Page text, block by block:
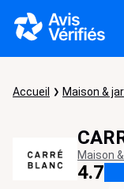
Accueil Maison &
Maison
4.7